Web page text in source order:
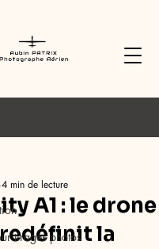
tirages photos
A1 : le drone
la
4 min de lecture